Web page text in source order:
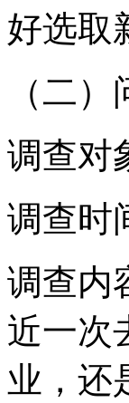
好选取
（二
调查对
调查时
调查内
近一次
业，还